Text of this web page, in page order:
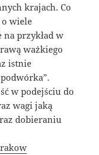
krajach. Co
o wiele
przykład w
ważkiego
istnie
w podejściu do
wagi jaką
dobieraniu